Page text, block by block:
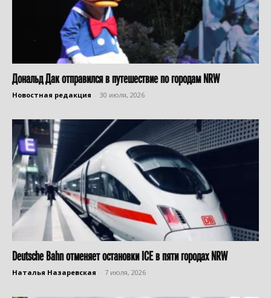
Дональд Дак отправился в путешествие по городам NRW
Новостная редакция 30 июля, 2026
Deutsche Bahn отменяет остановки ICE в пяти городах NRW
Наталья Назаревская 7 июля, 2026